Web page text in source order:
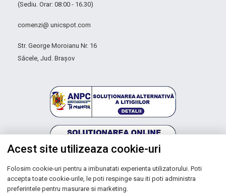
(Sediu. Orar: 08:00 - 16.30)
comenzi@ unicspot.com
Str. George Moroianu Nr. 16
Săcele, Jud. Brașov
Autoritatea Națională pentru Protecția Consumatorilor
Acest site utilizeaza cookie-uri
Folosim cookie-uri pentru a imbunatati experienta utilizatorului. Poti
accepta toate cookie-urile, le poti respinge sau iti poti administra
preferintele pentru masurare si marketing.